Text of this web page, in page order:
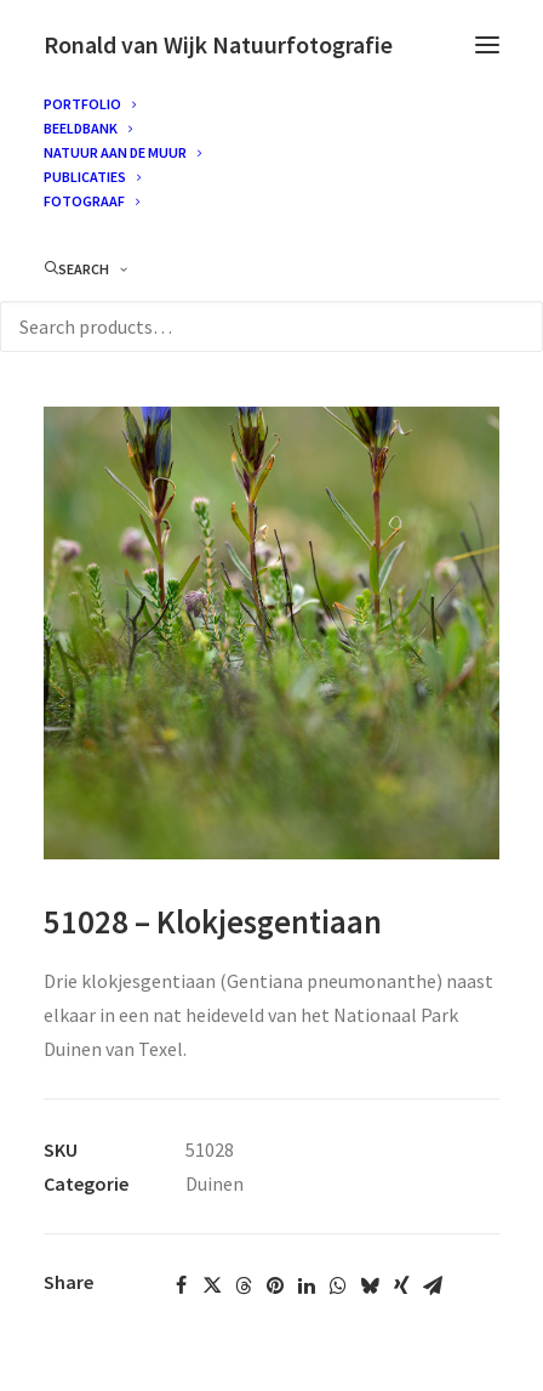
Ronald van Wijk Natuurfotografie
PORTFOLIO
BEELDBANK
NATUUR AAN DE MUUR
PUBLICATIES
FOTOGRAAF
SEARCH
51028 – Klokjesgentiaan
Drie klokjesgentiaan (Gentiana pneumonanthe) naast
elkaar in een nat heideveld van het Nationaal Park
Duinen van Texel.
SKU
51028
Categorie
Duinen
Share